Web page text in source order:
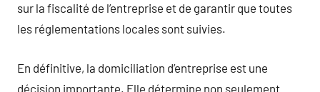
sur la fiscalité de l’entreprise et de garantir que toutes
les réglementations locales sont suivies.
En définitive, la domiciliation d’entreprise est une
décision importante. Elle détermine non seulement